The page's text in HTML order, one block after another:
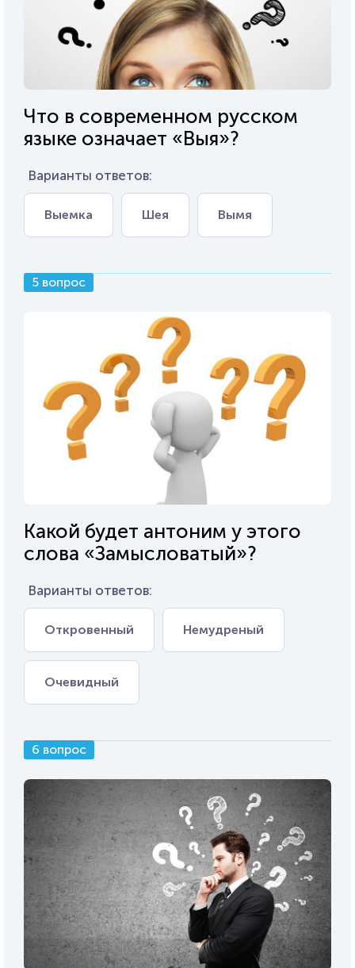
Что в современном русском
языке означает «Выя»?
Варианты ответов:
Выемка Шея Вымя
5 вопрос
Какой будет антоним у этого
слова «Замысловатый»?
Варианты ответов:
Откровенный Немудреный
Очевидный
6 вопрос